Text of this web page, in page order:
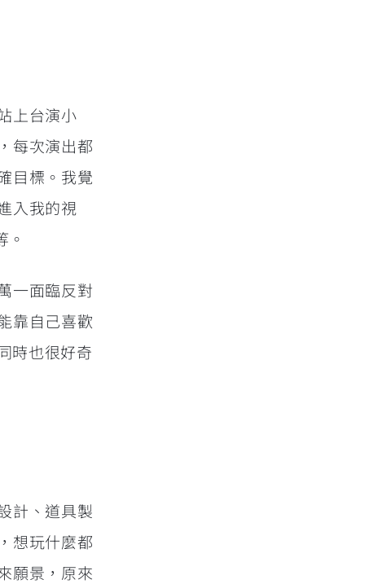
上台演小
每次演出都
目標。我覺
入我的視
一面臨反對
靠自己喜歡
時也很好奇
計、道具製
想玩什麼都
願景，原來